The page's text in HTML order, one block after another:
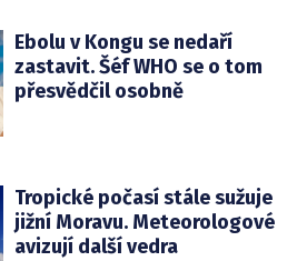
Ebolu v Kongu se nedaří
zastavit. Šéf WHO se o tom
přesvědčil osobně
Tropické počasí stále sužuje
jižní Moravu. Meteorologové
avizují další vedra